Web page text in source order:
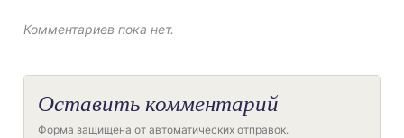
Комментариев пока нет.
Оставить комментарий
Форма защищена от автоматических отправок.